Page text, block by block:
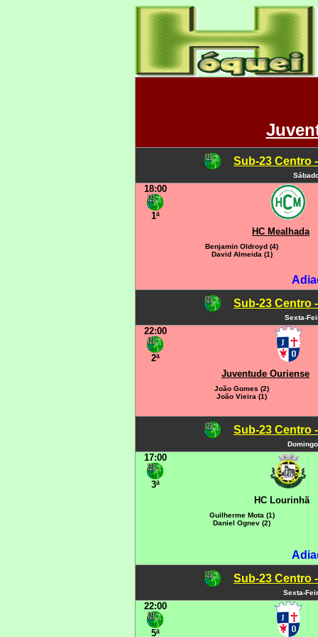
Sub-23 Centro
18:00
1ª
HC Mealhada
Benjamin Oldroyd (4)
David Almeida (1)
Sub-23 Centro
Sexta-
22:00
2ª
Juventude Ouriense
João Gomes (2)
João Vieira (1)
Sub-23 Centro
17:00
3ª
HC Lourinhã
Guilherme Mota (1)
Daniel Ognev (2)
Sub-23 Centro
Sexta-
22:00
5ª